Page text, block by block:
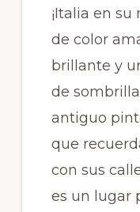
¡Italia en
de color
brillante y
de
antiguo
que
con sus
es un lugar